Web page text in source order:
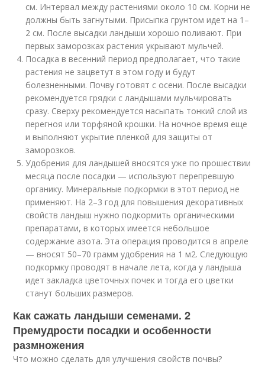
см. Интервал между растениями около 10 см. Корни не
должны быть загнутыми. Присыпка грунтом идет на 1–
2 см. После высадки ландыши хорошо поливают. При
первых заморозках растения укрывают мульчей.
Посадка в весенний период предполагает, что такие
растения не зацветут в этом году и будут
болезненными. Почву готовят с осени. После высадки
рекомендуется грядки с ландышами мульчировать
сразу. Сверху рекомендуется насыпать тонкий слой из
перегноя или торфяной крошки. На ночное время еще
и выполняют укрытие пленкой для защиты от
заморозков.
Удобрения для ландышей вносятся уже по прошествии
месяца после посадки — используют перепревшую
органику. Минеральные подкормки в этот период не
применяют. На 2–3 год для повышения декоративных
свойств ландыш нужно подкормить органическими
препаратами, в которых имеется небольшое
содержание азота. Эта операция проводится в апреле
— вносят 50–70 грамм удобрения на 1 м2. Следующую
подкормку проводят в начале лета, когда у ландыша
идет закладка цветочных почек и тогда его цветки
станут больших размеров.
Как сажать ландыши семенами. 2
Премудрости посадки и особенности
размножения
Что можно сделать для улучшения свойств почвы?